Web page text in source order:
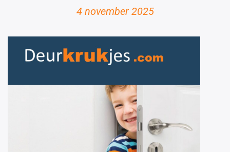
4 november 2025